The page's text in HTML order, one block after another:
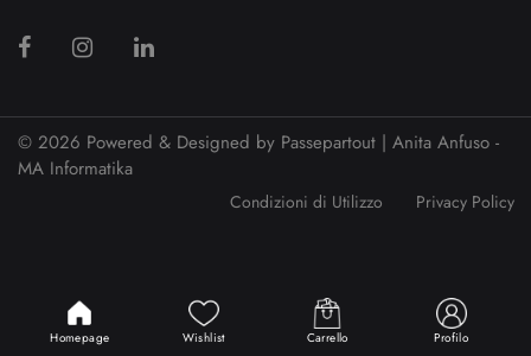
© 2026 Powered & Designed by Passepartout | Anita Anfuso -
MA Informatika
Condizioni di Utilizzo Privacy Policy
Homepage Wishlist Carrello Profilo
Powered by Passepartout
Designed by Anita Anfuso -MA Informatika